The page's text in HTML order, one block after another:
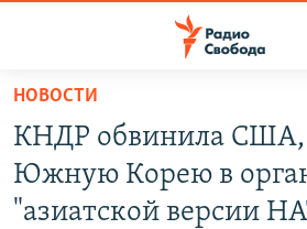
упрощенного
доступа
Вернуться
основному
ПРОГРАММЫ
ПОДКАСТЫ
АВТОРСКИЕ ПРОЕКТЫ
НОВОСТИ
КНДР обвинила
Южную Корею в
"азиатской версии